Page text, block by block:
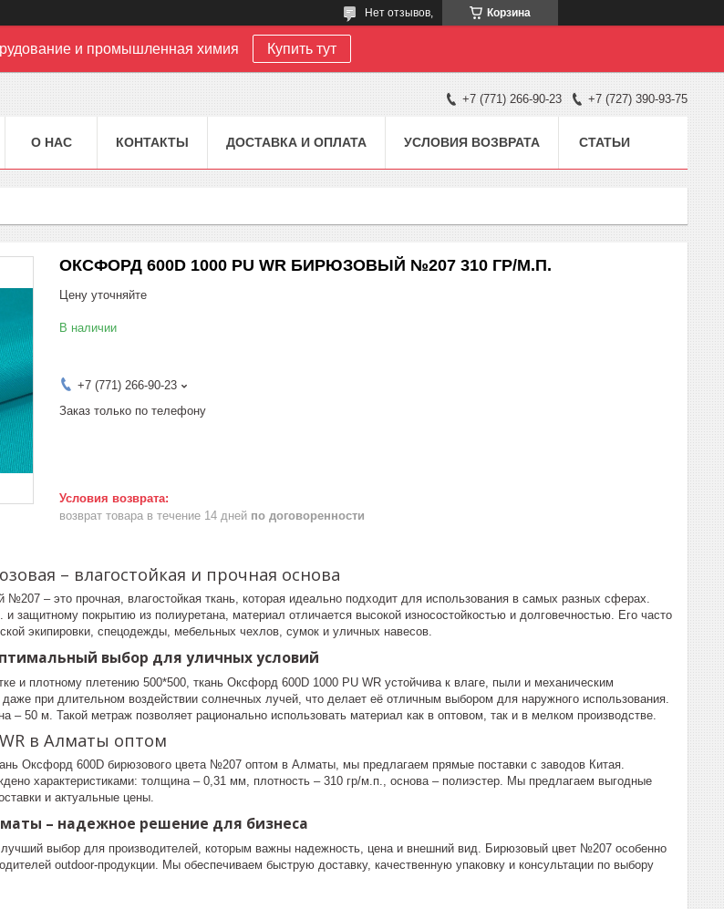
Корзина
Нет отзывов,
и промышленная химия Купить тут
+7 (771) 266-90-23 +7 (727) 390-93-75
О НАС КОНТАКТЫ ДОСТАВКА И ОПЛАТА УСЛОВИЯ ВОЗВРАТА СТАТЬИ
ОКСФОРД 600D 1000 PU WR БИРЮЗОВЫЙ №207 310 ГР/М.П.
Цену уточняйте
В наличии
+7 (771) 266-90-23
Заказ только по телефону
возврат товара в течение 14 дней по договоренности
– влагостойкая и прочная основа
– это прочная, влагостойкая ткань, которая идеально подходит для использования в самых разных сферах.
и защитному покрытию из полиуретана, материал отличается высокой износостойкостью и долговечностью. Его часто
экипировки, спецодежды, мебельных чехлов, сумок и уличных навесов.
выбор для уличных условий
и плотному плетению 500*500, ткань Оксфорд 600D 1000 PU WR устойчива к влаге, пыли и механическим
при длительном воздействии солнечных лучей, что делает её отличным выбором для наружного использования.
– 50 м. Такой метраж позволяет рационально использовать материал как в оптовом, так и в мелком производстве.
в Алматы оптом
Оксфорд 600D бирюзового цвета №207 оптом в Алматы, мы предлагаем прямые поставки с заводов Китая.
характеристиками: толщина – 0,31 мм, плотность – 310 гр/м.п., основа – полиэстер. Мы предлагаем выгодные
и актуальные цены.
– надежное решение для бизнеса
выбор для производителей, которым важны надежность, цена и внешний вид. Бирюзовый цвет №207 особенно
outdoor-продукции. Мы обеспечиваем быструю доставку, качественную упаковку и консультации по выбору